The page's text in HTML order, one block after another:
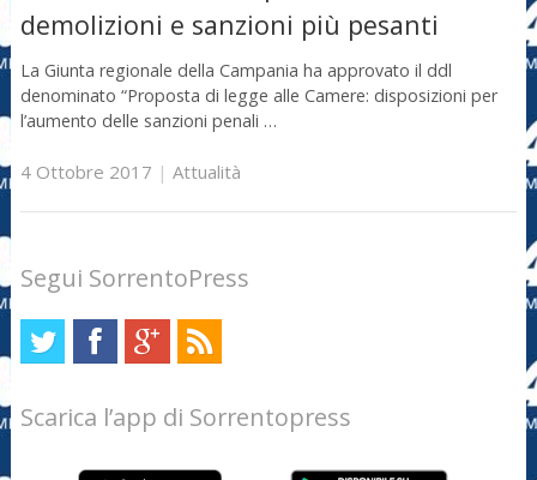
demolizioni e sanzioni più pesanti
La Giunta regionale della Campania ha approvato il ddl
denominato “Proposta di legge alle Camere: disposizioni per
l’aumento delle sanzioni penali …
4 Ottobre 2017 | Attualità
Segui SorrentoPress
Scarica l’app di Sorrentopress